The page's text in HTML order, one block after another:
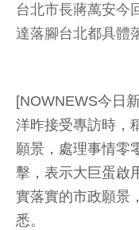
台北市長蔣萬安今
達落腳台北都具體
[NOWNEWS今日
洋昨接受專訪時，
願景，處理事情零
擊，表示大巨蛋啟
實落實的市政願景
悉。